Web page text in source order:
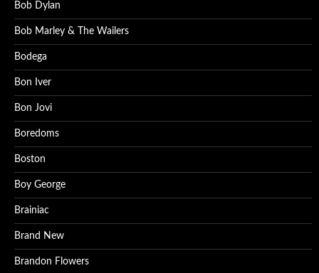
Bob Dylan
Bob Marley & The Wailers
Bodega
Bon Iver
Bon Jovi
Boredoms
Boston
Boy George
Brainiac
Brand New
Brandon Flowers